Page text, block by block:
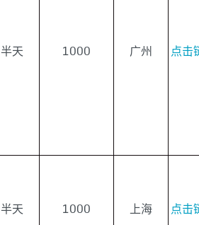
半天 1000 广州 点击
半天 1000 上海 点击